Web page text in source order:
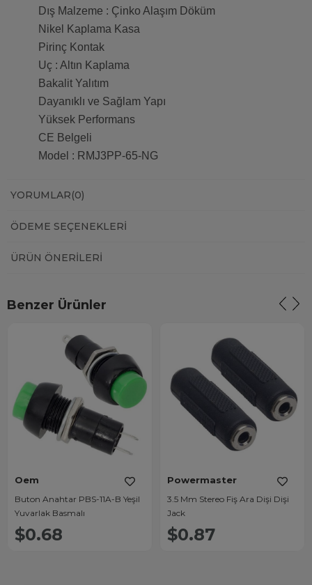
Dış Malzeme : Çinko Alaşım Döküm
Nikel Kaplama Kasa
Pirinç Kontak
Uç : Altın Kaplama
Bakalit Yalıtım
Dayanıklı ve Sağlam Yapı
Yüksek Performans
CE Belgeli
Model : RMJ3PP-65-NG
YORUMLAR(0)
ÖDEME SEÇENEKLERI
ÜRÜN ÖNERILERI
Benzer Ürünler
Oem
Buton Anahtar PBS-11A-B Yeşil
Yuvarlak Basmalı
$0.68
Powermaster
3.5 Mm Stereo Fiş Ara Dişi Dişi
Jack
$0.87